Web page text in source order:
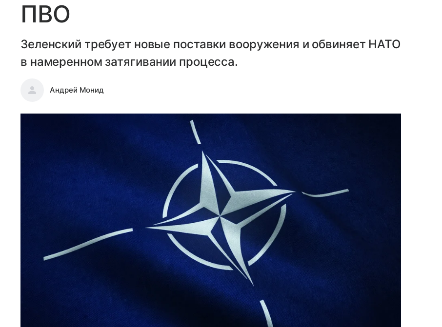
ПВО
Зеленский требует новые поставки вооружения и обвиняет НАТО
в намеренном затягивании процесса.
Андрей Монид